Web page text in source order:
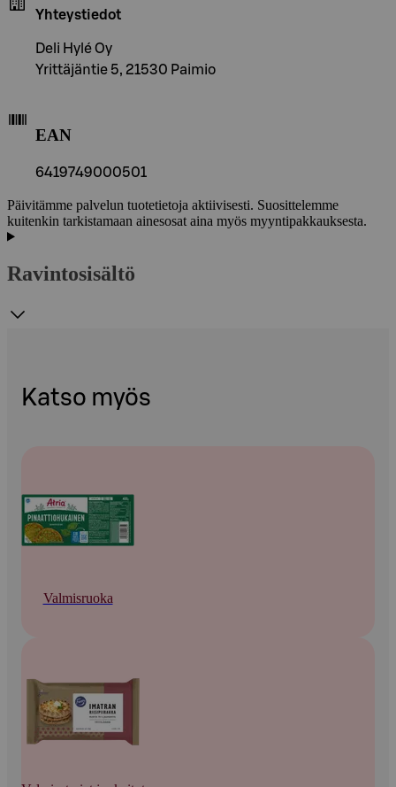
Yhteystiedot
Deli Hylé Oy
Yrittäjäntie 5, 21530 Paimio
EAN
6419749000501
Päivitämme palvelun tuotetietoja aktiivisesti. Suosittelemme
kuitenkin tarkistamaan ainesosat aina myös myyntipakkauksesta.
Ravintosisältö
Katso myös
Valmisruoka